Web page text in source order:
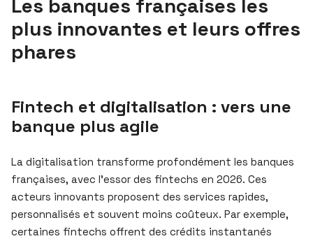
Les banques françaises les
plus innovantes et leurs offres
phares
Fintech et digitalisation : vers une
banque plus agile
La digitalisation transforme profondément les banques
françaises, avec l’essor des fintechs en 2026. Ces
acteurs innovants proposent des services rapides,
personnalisés et souvent moins coûteux. Par exemple,
certaines fintechs offrent des crédits instantanés